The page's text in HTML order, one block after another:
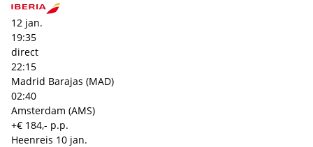
12 jan.
19:35
direct
22:15
Madrid Barajas (MAD)
02:40
Amsterdam (AMS)
+€ 184,- p.p.
Heenreis 10 jan.